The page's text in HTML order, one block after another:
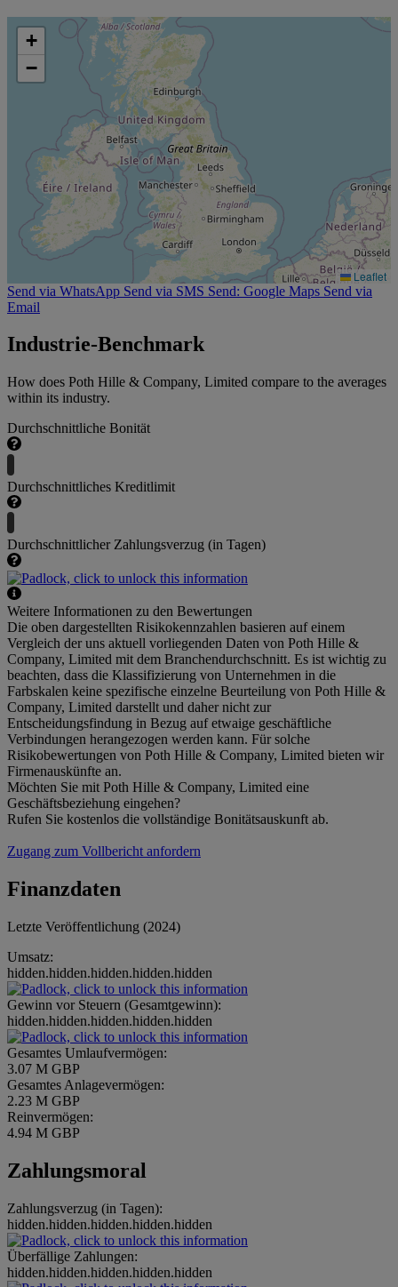
+
−
Leaflet
Send via WhatsApp Send via SMS Send: Google Maps Send via
Email
Industrie-Benchmark
How does Poth Hille & Company, Limited compare to the averages
within its industry.
Durchschnittliche Bonität
Durchschnittliches Kreditlimit
Durchschnittlicher Zahlungsverzug (in Tagen)
Weitere Informationen zu den Bewertungen
Die oben dargestellten Risikokennzahlen basieren auf einem
Vergleich der uns aktuell vorliegenden Daten von Poth Hille &
Company, Limited mit dem Branchendurchschnitt. Es ist wichtig zu
beachten, dass die Klassifizierung von Unternehmen in die
Farbskalen keine spezifische einzelne Beurteilung von Poth Hille &
Company, Limited darstellt und daher nicht zur
Entscheidungsfindung in Bezug auf etwaige geschäftliche
Verbindungen herangezogen werden kann. Für solche
Risikobewertungen von Poth Hille & Company, Limited bieten wir
Firmenauskünfte an.
Möchten Sie mit Poth Hille & Company, Limited eine
Geschäftsbeziehung eingehen?
Rufen Sie kostenlos die vollständige Bonitätsauskunft ab.
Zugang zum Vollbericht anfordern
Finanzdaten
Letzte Veröffentlichung (2024)
Umsatz:
hidden.hidden.hidden.hidden.hidden
Gewinn vor Steuern (Gesamtgewinn):
hidden.hidden.hidden.hidden.hidden
Gesamtes Umlaufvermögen:
3.07 M GBP
Gesamtes Anlagevermögen:
2.23 M GBP
Reinvermögen:
4.94 M GBP
Zahlungsmoral
Zahlungsverzug (in Tagen):
hidden.hidden.hidden.hidden.hidden
Überfällige Zahlungen:
hidden.hidden.hidden.hidden.hidden